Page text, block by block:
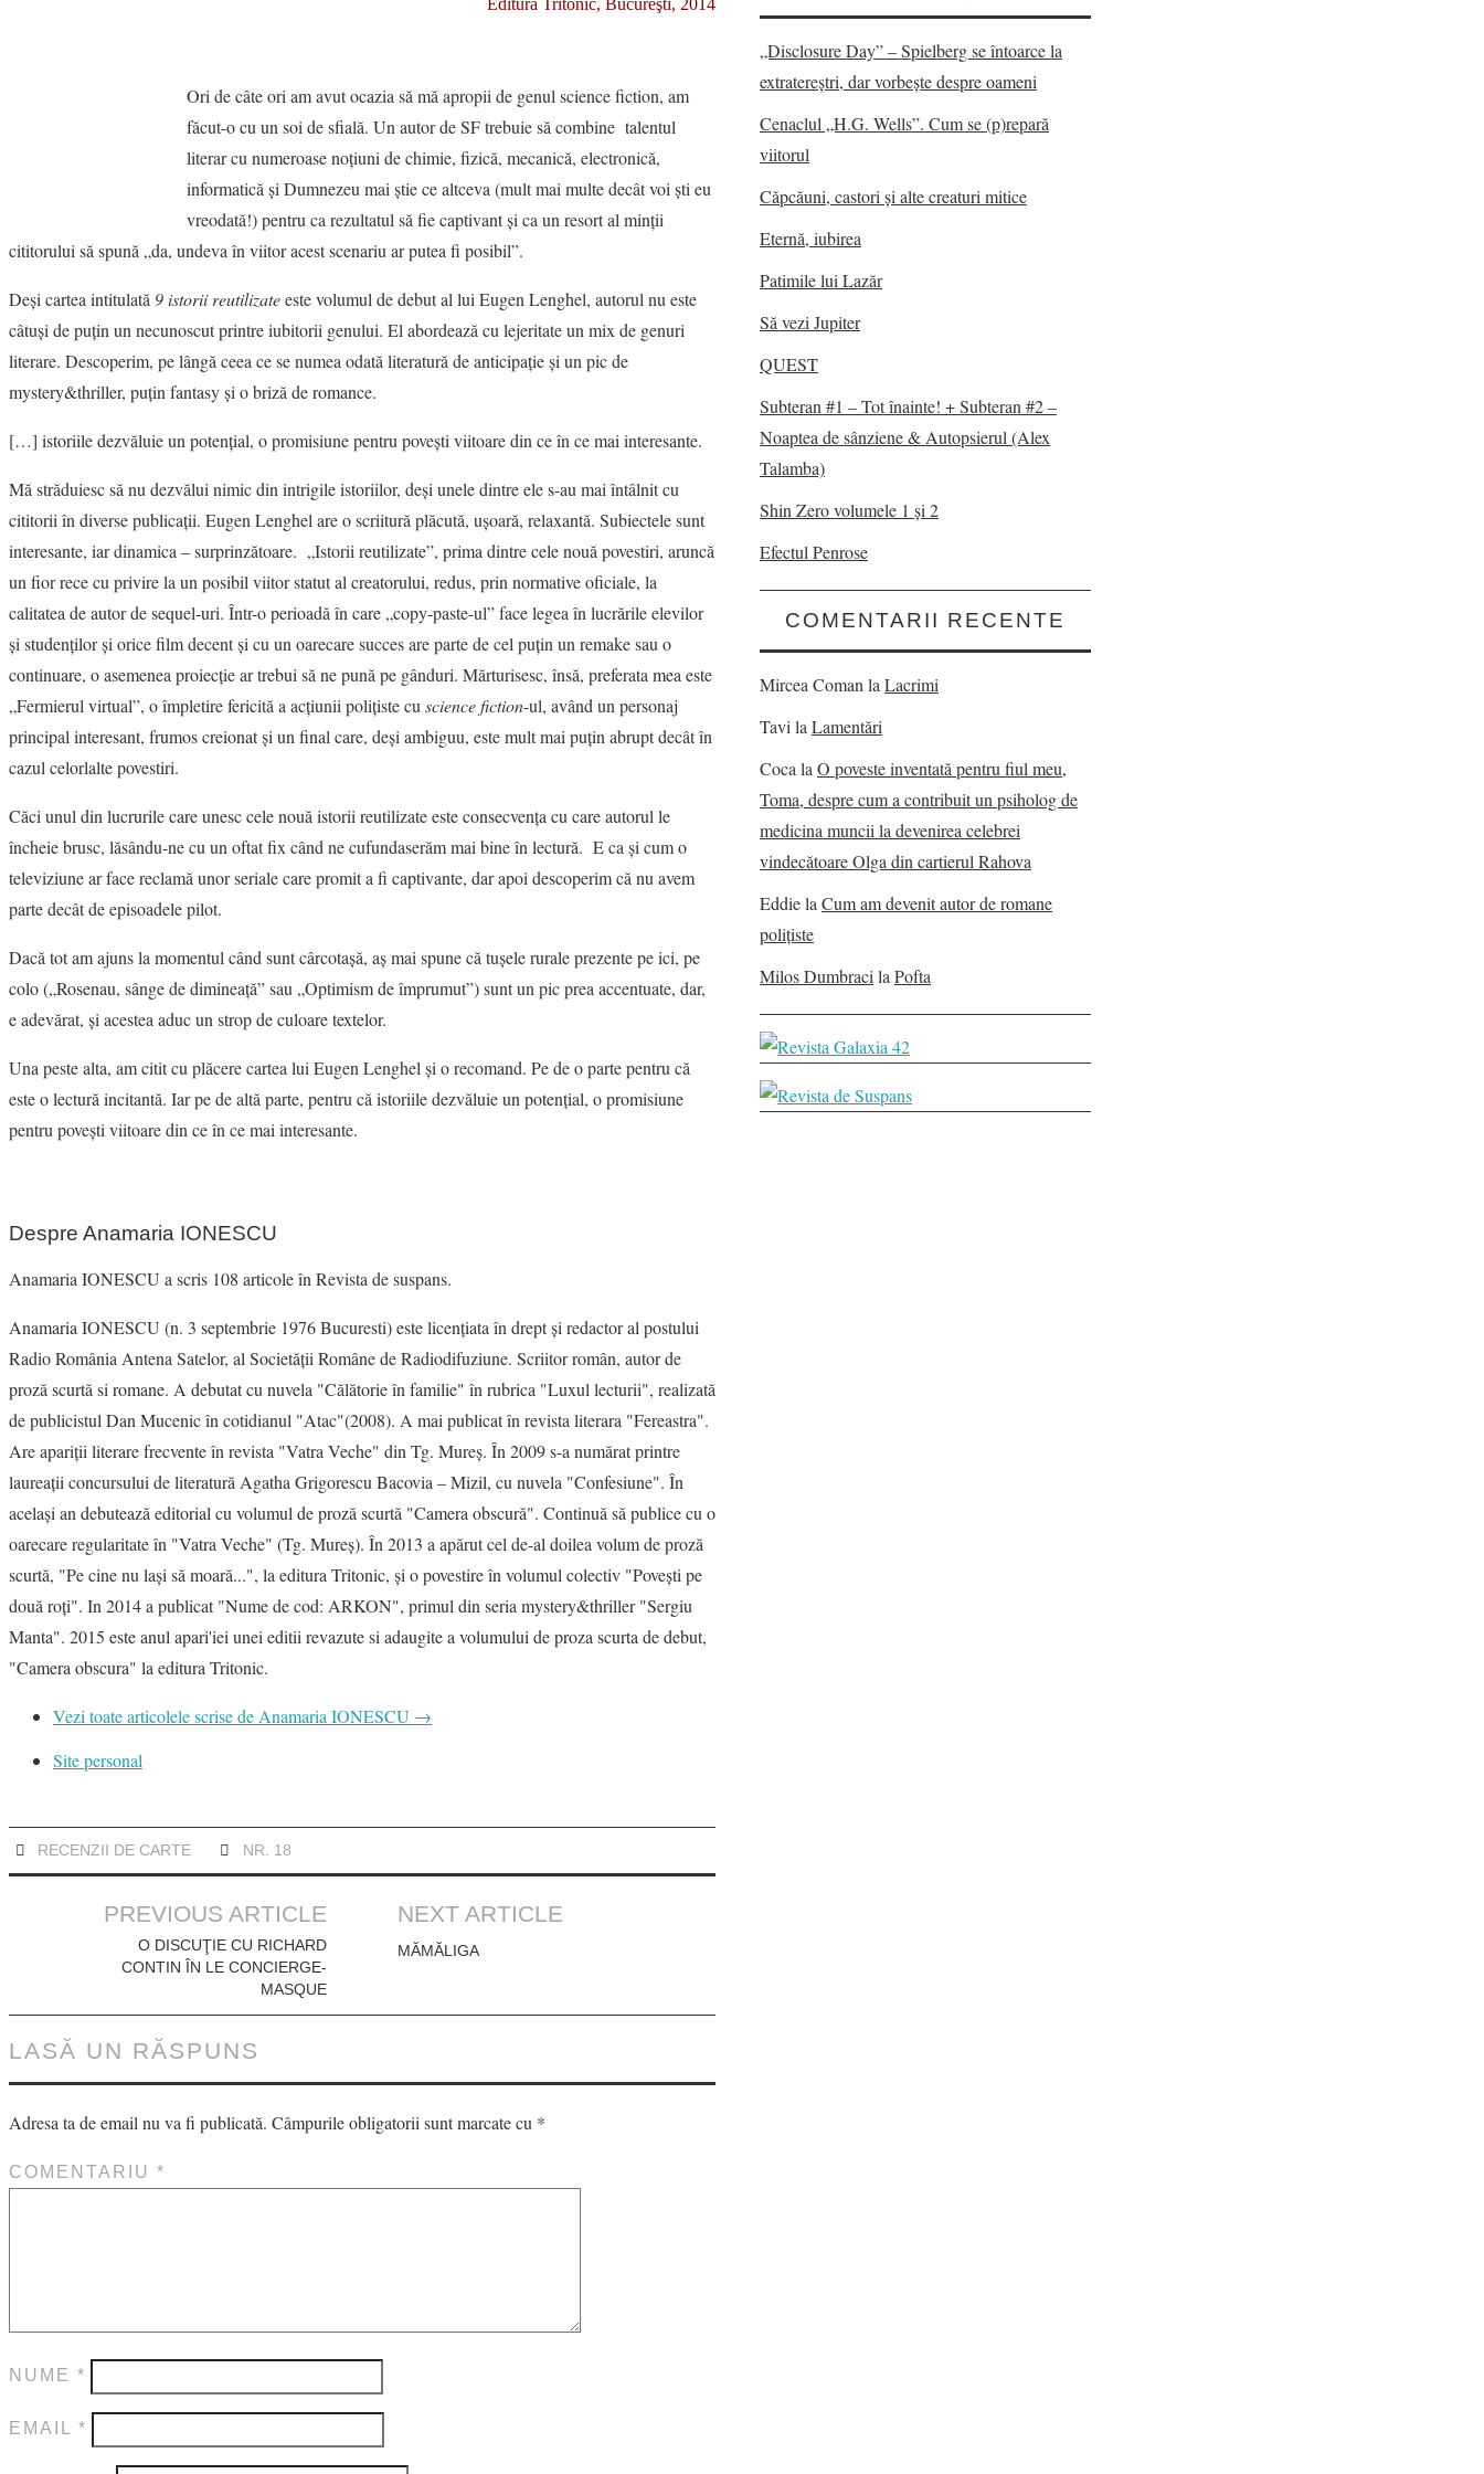
Editura Tritonic, Bucureşti, 2014
Ori de câte ori am avut ocazia să mă apropii de genul science fiction, am
făcut-o cu un soi de sfială. Un autor de SF trebuie să combine talentul
literar cu numeroase noţiuni de chimie, fizică, mecanică, electronică,
informatică şi Dumnezeu mai ştie ce altceva (mult mai multe decât voi şti eu
vreodată!) pentru ca rezultatul să fie captivant şi ca un resort al minţii
cititorului să spună „da, undeva în viitor acest scenariu ar putea fi posibil”.
Deşi cartea intitulată 9 istorii reutilizateeste volumul de debut al lui Eugen Lenghel, autorul nu este
câtuşi de puţin un necunoscut printre iubitorii genului. El abordează cu lejeritate un mix de genuri
literare. Descoperim, pe lângă ceea ce se numea odată literatură de anticipaţie şi un pic de
mystery&thriller, puţin fantasy şi o briză de romance.
[…] istoriile dezvăluie un potenţial, o promisiune pentru poveşti viitoare din ce în ce mai interesante.
Mă străduiesc să nu dezvălui nimic din intrigile istoriilor, deşi unele dintre ele s-au mai întâlnit cu
cititorii în diverse publicaţii. Eugen Lenghel are o scriitură plăcută, uşoară, relaxantă. Subiectele sunt
interesante, iar dinamica – surprinzătoare. „Istorii reutilizate”, prima dintre cele nouă povestiri, aruncă
un fior rece cu privire la un posibil viitor statut al creatorului, redus, prin normative oficiale, la
calitatea de autor de sequel-uri. Într-o perioadă în care „copy-paste-ul” face legea în lucrările elevilor
şi studenţilor şi orice film decent şi cu un oarecare succes are parte de cel puţin un remake sau o
continuare, o asemenea proiecţie ar trebui să ne pună pe gânduri. Mărturisesc, însă, preferata mea este
„Fermierul virtual”, o împletire fericită a acţiunii poliţiste cu science fiction-ul, având un personaj
principal interesant, frumos creionat şi un final care, deşi ambiguu, este mult mai puţin abrupt decât în
cazul celorlalte povestiri.
Căci unul din lucrurile care unesc cele nouă istorii reutilizate este consecvenţa cu care autorul le
încheie brusc, lăsându-ne cu un oftat fix când ne cufundaserăm mai bine în lectură. E ca şi cum o
televiziune ar face reclamă unor seriale care promit a fi captivante, dar apoi descoperim că nu avem
parte decât de episoadele pilot.
Dacă tot am ajuns la momentul când sunt cârcotaşă, aş mai spune că tuşele rurale prezente pe ici, pe
colo („Rosenau, sânge de dimineaţă” sau „Optimism de împrumut”) sunt un pic prea accentuate, dar,
e adevărat, şi acestea aduc un strop de culoare textelor.
Una peste alta, am citit cu plăcere cartea lui Eugen Lenghel şi o recomand. Pe de o parte pentru că
este o lectură incitantă. Iar pe de altă parte, pentru că istoriile dezvăluie un potenţial, o promisiune
pentru poveşti viitoare din ce în ce mai interesante.
Despre Anamaria IONESCU
Anamaria IONESCU a scris 108 articole în Revista de suspans.
Anamaria IONESCU (n. 3 septembrie 1976 Bucuresti) este licenţiata în drept şi redactor al postului
Radio România Antena Satelor, al Societăţii Române de Radiodifuziune. Scriitor român, autor de
proză scurtă si romane. A debutat cu nuvela "Călătorie în familie" în rubrica "Luxul lecturii", realizată
de publicistul Dan Mucenic în cotidianul "Atac"(2008). A mai publicat în revista literara "Fereastra".
Are apariţii literare frecvente în revista "Vatra Veche" din Tg. Mureş. În 2009 s-a numărat printre
laureații concursului de literatură Agatha Grigorescu Bacovia – Mizil, cu nuvela "Confesiune". În
acelaşi an debutează editorial cu volumul de proză scurtă "Camera obscură". Continuă să publice cu o
oarecare regularitate în "Vatra Veche" (Tg. Mureş). În 2013 a apărut cel de-al doilea volum de proză
scurtă, "Pe cine nu laşi să moară...", la editura Tritonic, şi o povestire în volumul colectiv "Poveşti pe
două roţi". In 2014 a publicat "Nume de cod: ARKON", primul din seria mystery&thriller "Sergiu
Manta". 2015 este anul apari'iei unei editii revazute si adaugite a volumului de proza scurta de debut,
"Camera obscura" la editura Tritonic.
Vezi toate articolele scrise de Anamaria IONESCU →
Site personal
RECENZII DE CARTE NR. 18
PREVIOUS ARTICLE
O DISCUŢIE CU RICHARD
CONTIN ÎN LE CONCIERGE-
MASQUE
NEXT ARTICLE
MĂMĂLIGA
LASĂ UN RĂSPUNS
Adresa ta de email nu va fi publicată. Câmpurile obligatorii sunt marcate cu *
COMENTARIU *
NUME *
EMAIL *
„Disclosure Day” – Spielberg se întoarce la
extratereștri, dar vorbește despre oameni
Cenaclul „H.G. Wells”. Cum se (p)repară
viitorul
Căpcăuni, castori și alte creaturi mitice
Eternă, iubirea
Patimile lui Lazăr
Să vezi Jupiter
QUEST
Subteran #1 – Tot înainte! + Subteran #2 –
Noaptea de sânziene & Autopsierul (Alex
Talamba)
Shin Zero volumele 1 și 2
Efectul Penrose
COMENTARII RECENTE
Mircea Coman la Lacrimi
Tavi la Lamentări
Coca la O poveste inventată pentru fiul meu,
Toma, despre cum a contribuit un psiholog de
medicina muncii la devenirea celebrei
vindecătoare Olga din cartierul Rahova
Eddiela Cum am devenit autor de romane
polițiste
Milos Dumbraci la Pofta